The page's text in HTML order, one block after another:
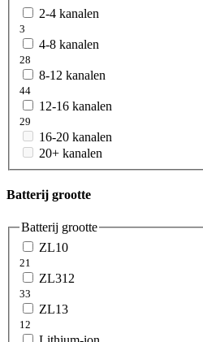
2-4 kanalen
3
4-8 kanalen
28
8-12 kanalen
44
12-16 kanalen
29
16-20 kanalen
20+ kanalen
Batterij grootte
Batterij grootte
ZL10
21
ZL312
33
ZL13
12